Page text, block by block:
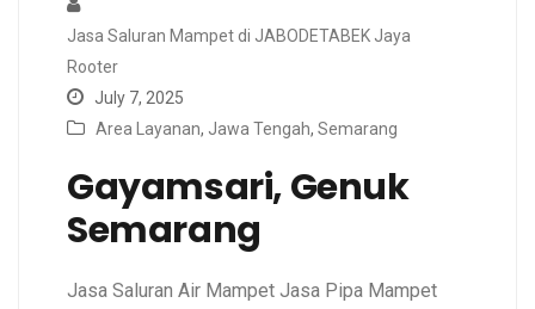
Jasa Saluran Mampet di JABODETABEK Jaya
Rooter
July 7, 2025
Area Layanan, Jawa Tengah, Semarang
Gayamsari, Genuk
Semarang
Jasa Saluran Air Mampet Jasa Pipa Mampet